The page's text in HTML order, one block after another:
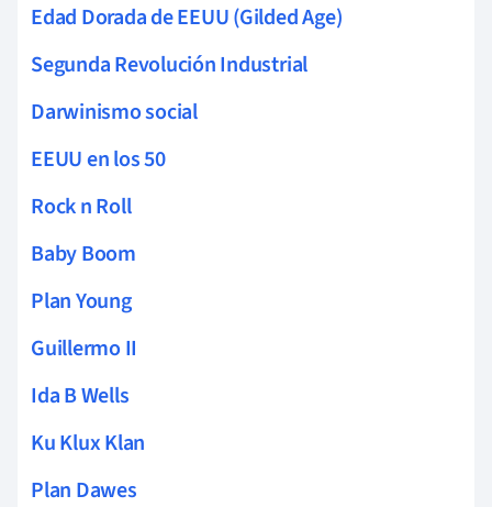
Edad Dorada de EEUU (Gilded Age)
Segunda Revolución Industrial
Darwinismo social
EEUU en los 50
Rock n Roll
Baby Boom
Plan Young
Guillermo II
Ida B Wells
Ku Klux Klan
Plan Dawes